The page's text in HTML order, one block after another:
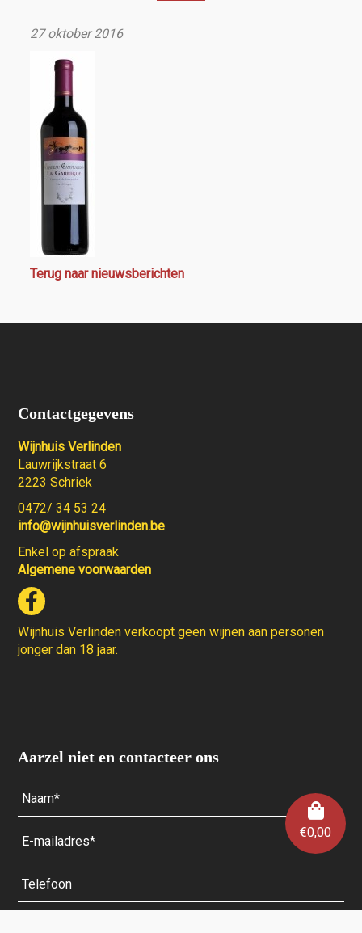
€0,00
27 oktober 2016
Terug naar nieuwsberichten
Contactgegevens
Wijnhuis Verlinden
Lauwrijkstraat 6
2223 Schriek
0472/ 34 53 24
info@wijnhuisverlinden.be
Enkel op afspraak
Algemene voorwaarden
Wijnhuis Verlinden verkoopt geen wijnen aan personen
jonger dan 18 jaar.
Aarzel niet en contacteer ons